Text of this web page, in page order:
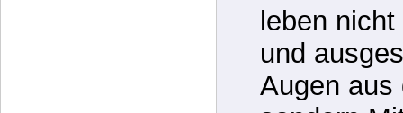
diesen
leben